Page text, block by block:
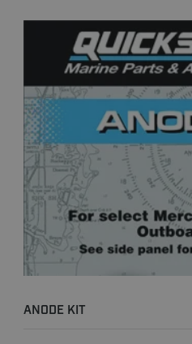
ANODE KIT